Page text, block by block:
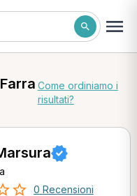
Come ordiniamo i
risultati?
0 Recensioni